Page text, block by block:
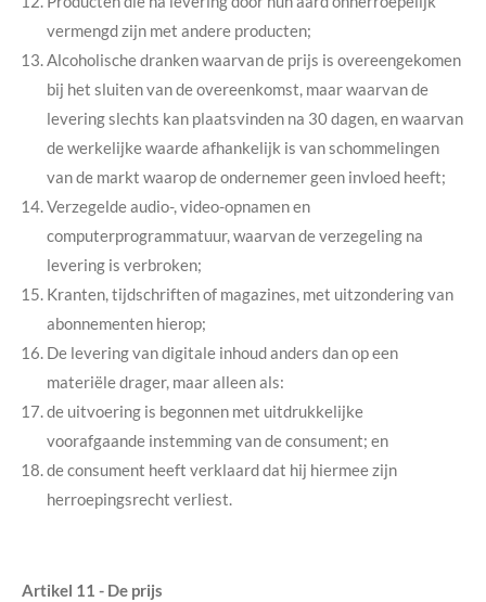
vermengd zijn met andere producten;
Alcoholische dranken waarvan de prijs is overeengekomen
bij het sluiten van de overeenkomst, maar waarvan de
levering slechts kan plaatsvinden na 30 dagen, en waarvan
de werkelijke waarde afhankelijk is van schommelingen
van de markt waarop de ondernemer geen invloed heeft;
Verzegelde audio-, video-opnamen en
computerprogrammatuur, waarvan de verzegeling na
levering is verbroken;
Kranten, tijdschriften of magazines, met uitzondering van
abonnementen hierop;
De levering van digitale inhoud anders dan op een
materiële drager, maar alleen als:
de uitvoering is begonnen met uitdrukkelijke
voorafgaande instemming van de consument; en
de consument heeft verklaard dat hij hiermee zijn
herroepingsrecht verliest.
Artikel 11 - De prijs